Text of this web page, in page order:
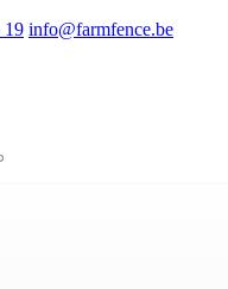
19 info@farmfence.be